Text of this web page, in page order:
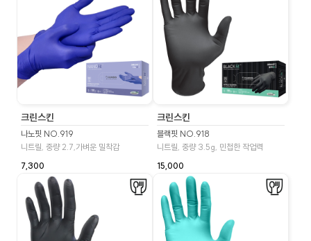
크린스킨
나노핏 NO.919
니트릴, 중량 2.7,가벼운 밀착감
7,300
크린스킨
블랙핏 NO.918
니트릴, 중량 3.5g, 민첩한 작업력
15,000